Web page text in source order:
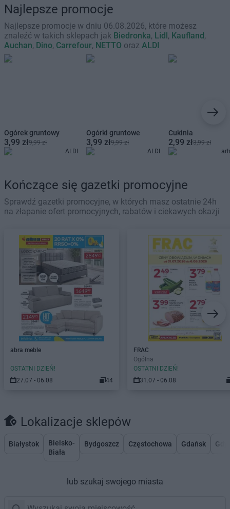
Najlepsze promocje
Najlepsze promocje w dniu 06.08.2026, które możesz
znaleźć w takich sklepach jak Biedronka, Lidl, Kaufland,
Auchan, Dino, Carrefour, NETTO oraz ALDI
Ogórek gruntowy
3,99 zł9,99 zł
ALDI
Ogórki gruntowe
3,99 zł9,99 zł
ALDI
Cukinia
2,99 zł3,99 zł
Kończące się gazetki promocyjne
Sprawdź gazetki promocyjne, w których masz ostatnie 24h
na złapanie ofert promocyjnych, rabatów i ciekawych okazji
abra meble
OSTATNI DZIEŃ!
27.07 - 06.08
44
FRAC
Ogólna
OSTATNI DZIEŃ!
31.07 - 06.08
Lokalizacje sklepów
Białystok
Bielsko-
Biała
Bydgoszcz Częstochowa Gdańsk
lub szukaj swojego miasta